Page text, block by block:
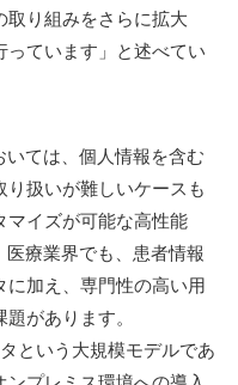
取り組みをさらに拡大
っています」と述べてい
ては、個人情報を含む
扱いが難しいケースも
マイズが可能な高性能
療業界でも、患者情報
に加え、専門性の高い用
があります。
という大規模モデルであ